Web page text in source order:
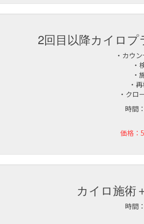
2回目以降カイロ
・カウ
・
・
・
・クロ
時間
価格：
カイロ施術
時間